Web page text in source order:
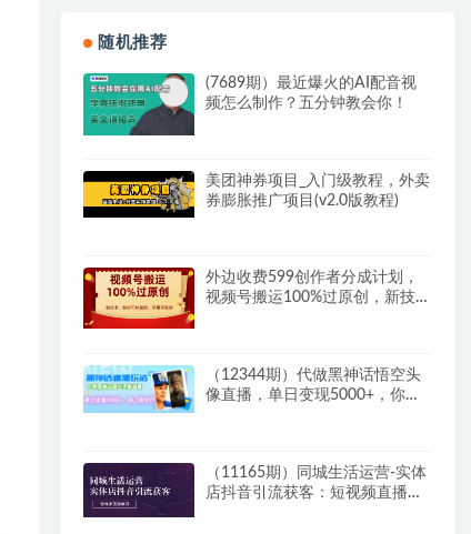
随机推荐
(7689期）最近爆火的AI配音视
频怎么制作？五分钟教会你！
美团神券项目_入门级教程，外卖
券膨胀推广项目(v2.0版教程)
外边收费599创作者分成计划，
视频号搬运100%过原创，新技
（12344期）代做黑神话悟空头
像直播，单日变现5000+，你上
（11165期）同城生活运营-实体
店抖音引流获客：短视频直播学